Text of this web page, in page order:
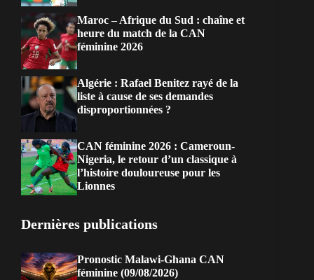
Maroc – Afrique du Sud : chaîne et
heure du match de la CAN
féminine 2026
Algérie : Rafael Benitez rayé de la
liste à cause de ses demandes
disproportionnées ?
CAN féminine 2026 : Cameroun-
Nigeria, le retour d’un classique à
l’histoire douloureuse pour les
Lionnes
Dernières publications
Pronostic Malawi-Ghana CAN
féminine (09/08/2026)